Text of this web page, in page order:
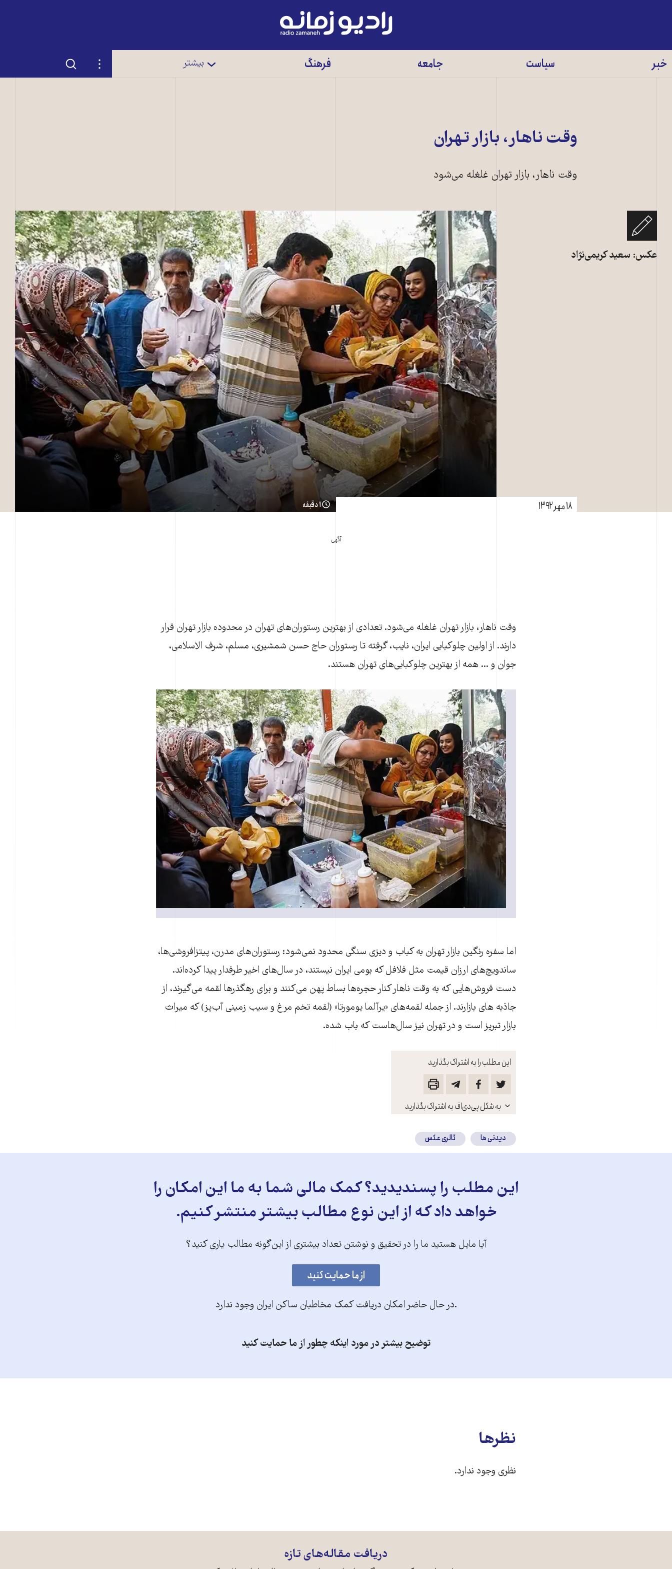
رادیو
زمانه
خبر سیاست جامعه فرهنگ بیشتر تنظیمات جستجو
وقت ناهار، بازار تهران
وقت ناهار، بازار تهران غلغله می‌شود
عکس: سعید کریمی‌نژاد
۱۸ مهر ۱۳۹۲ ۱ دقیقه
آگهی
این مطلب را به اشتراک بگذارید
باز
کنید
به شکل پی‌دی‌اف به اشتراک بگذارید
وقت ناهار، بازار تهران غلغله می‌شود. تعدادی از بهترین رستوران‌های تهران در محدوده بازار تهران قرار
دارند. از اولین چلوکبابی ایران، نایب، گرفته تا رستوران حاج حسن شمشیری، مسلم، شرف الاسلامی،
جوان و ... همه از بهترین چلوکبابی‌های تهران‌ هستند.
اما سفره رنگین بازار تهران به کباب و دیزی سنگی محدود نمی‌شود: رستوران‌های مدرن، پیتزافروشی‌ها،
ساندویچ‌های ارزان قیمت مثل فلافل که بومی ایران نیستند، در سال‌های اخیر طرفدار پیدا کرده‌اند.
دست فروش‌هایی که به وقت ناهار کنار حجره‌ها بساط پهن می‌کنند و برای رهگذرها لقمه می‌گیرند، از
جاذبه های بازارند. از جمله لقمه‌های «یرآلما یومورتا» (لقمه تخم مرغ و سیب زمینی آب‌پز) که میراث
بازار تبریز است و در تهران نیز سال‌هاست که باب شده.
دیدنی ها گالری عکس
این مطلب را پسندیدید؟ کمک مالی شما به ما این امکان را
خواهد داد که از این نوع مطالب بیشتر منتشر کنیم.
آیا مایل هستید ما را در تحقیق و نوشتن تعداد بیشتری از این‌گونه مطالب یاری کنید؟
.در حال حاضر امکان دریافت کمک مخاطبان ساکن ایران وجود ندارد
توضیح بیشتر در مورد اینکه چطور از ما حمایت کنید
نظرها
نظری وجود ندارد.
دریافت مقاله‌های تازه